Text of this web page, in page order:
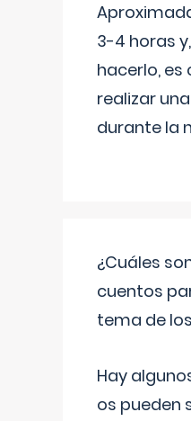
3-4 horas
hacerlo, es
realizar
durante la
¿Cuáles
cuentos
tema de
Hay
os pueden